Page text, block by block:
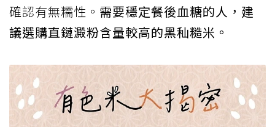
確認有無糯性。 需要穩定餐後血糖的人，建
議選購直鏈澱粉含量較高的黑秈糙米。